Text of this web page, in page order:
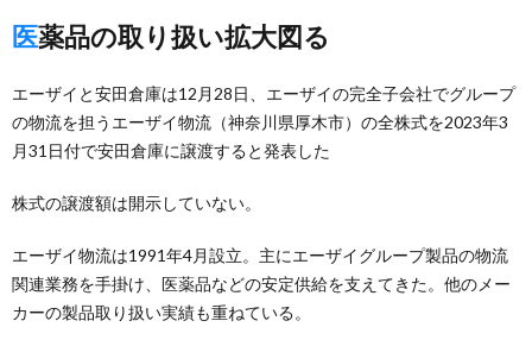
医薬品の取り扱い拡大図る
エーザイと安田倉庫は12月28日、エーザイの完全子会社でグループ
の物流を担うエーザイ物流（神奈川県厚木市）の全株式を2023年3
月31日付で安田倉庫に譲渡すると発表した
株式の譲渡額は開示していない。
エーザイ物流は1991年4月設立。主にエーザイグループ製品の物流
関連業務を手掛け、医薬品などの安定供給を支えてきた。他のメー
カーの製品取り扱い実績も重ねている。